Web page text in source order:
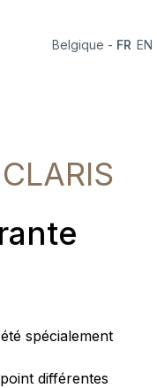
Belgique - FR EN
spécialement
différentes